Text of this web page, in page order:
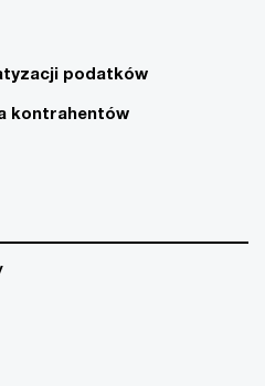
podatków
kontrahentów